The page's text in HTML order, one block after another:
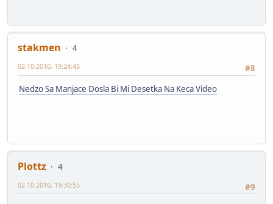
stakmen
4
#8
02-10-2010, 19:24:45
Nedzo Sa Manjace Dosla Bi Mi Desetka Na Keca Video
Plottz
4
#9
02-10-2010, 19:30:55